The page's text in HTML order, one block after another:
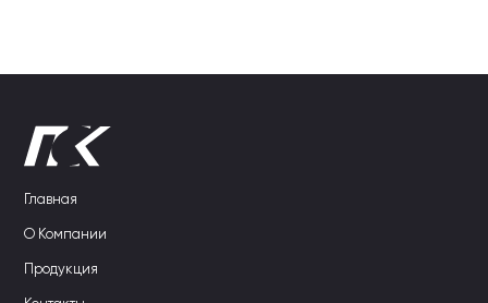
Главная
О Компании
Продукция